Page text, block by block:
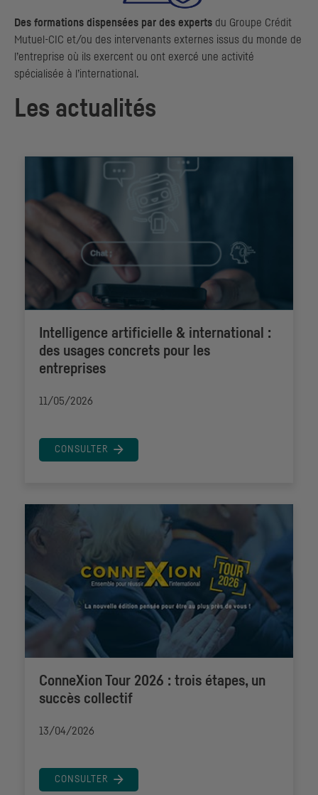
Des formations dispensées par des experts du Groupe Crédit
Mutuel-CIC et/ou des intervenants externes issus du monde de
l’entreprise où ils exercent ou ont exercé une activité
spécialisée à l’international.
Les actualités
Intelligence artificielle & international :
des usages concrets pour les
entreprises
11/05/2026
CONSULTER
ConneXion Tour 2026 : trois étapes, un
succès collectif
13/04/2026
CONSULTER